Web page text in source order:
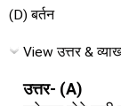
(D) बर्तन
View उत्तर &
उत्तर- (A)